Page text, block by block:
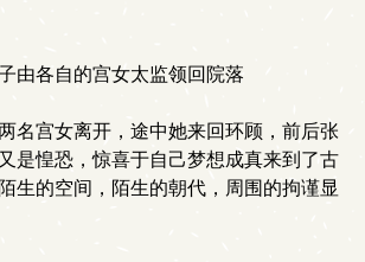
由各自的宫女太监领回院落
名宫女离开，途中她来回环顾，前后张
是惶恐，惊喜于自己梦想成真来到了古
生的空间，陌生的朝代，周围的拘谨显